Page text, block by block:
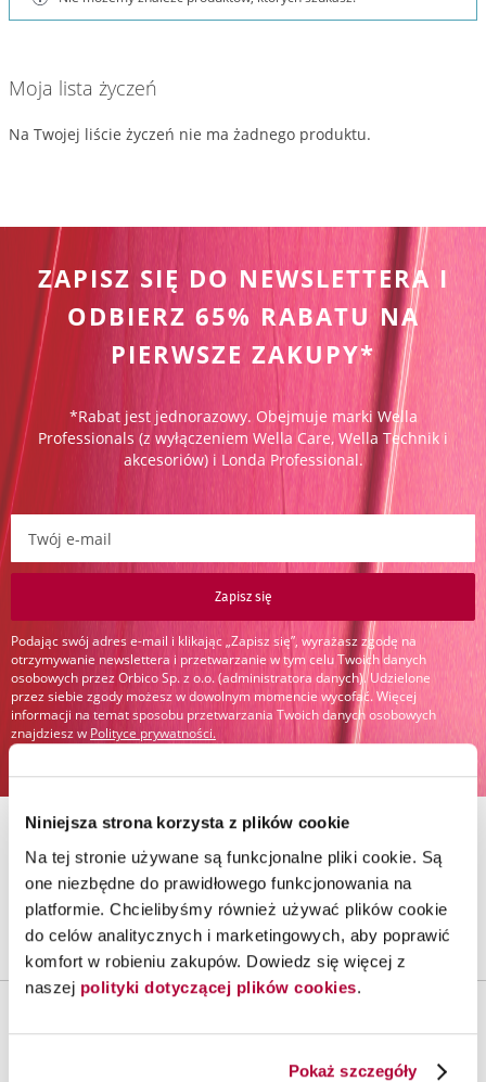
Niniejsza strona korzysta z plików cookie
Na tej stronie używane są funkcjonalne pliki cookie. Są
one niezbędne do prawidłowego funkcjonowania na
platformie. Chcielibyśmy również używać plików cookie
do celów analitycznych i marketingowych, aby poprawić
komfort w robieniu zakupów. Dowiedz się więcej z
naszej polityki dotyczącej plików cookies.
Pokaż szczegóły
Moja lista życzeń
Na Twojej liście życzeń nie ma żadnego produktu.
ZAPISZ SIĘ DO NEWSLETTERA I
ODBIERZ 65% RABATU NA
PIERWSZE ZAKUPY*
*Rabat jest jednorazowy. Obejmuje marki Wella
Professionals (z wyłączeniem Wella Care, Wella Technik i
akcesoriów) i Londa Professional.
Zapisz się do newslettera:
Zapisz się
Podając swój adres e-mail i klikając „Zapisz się”, wyrażasz zgodę na
otrzymywanie newslettera i przetwarzanie w tym celu Twoich danych
osobowych przez Orbico Sp. z o.o. (administratora danych). Udzielone
przez siebie zgody możesz w dowolnym momencie wycofać. Więcej
informacji na temat sposobu przetwarzania Twoich danych osobowych
znajdziesz w Polityce prywatności.
Darmowa
dostawa
Płatność za
pobraniem
Oficjalny
dystrybutor
Warunki zakupów